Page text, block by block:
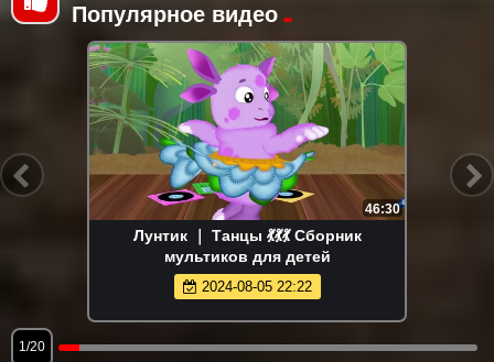
Популярное видео
46:30
Лунтик ｜ Танцы 💃💃💃 Сборник
мультиков для детей
2024-08-05 22:22
1/20